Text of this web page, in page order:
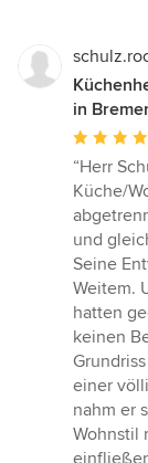
in
5
von
5
Sternen
“Herr
Küche/
und
Seine
Weitem.
hatten
keinen
einer
nahm er
Wohnstil